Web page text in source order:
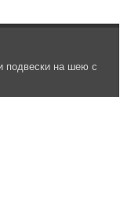
подвески на шею с